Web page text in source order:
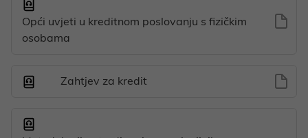
Opći uvjeti u kreditnom poslovanju s fizičkim
osobama
Zahtjev za kredit